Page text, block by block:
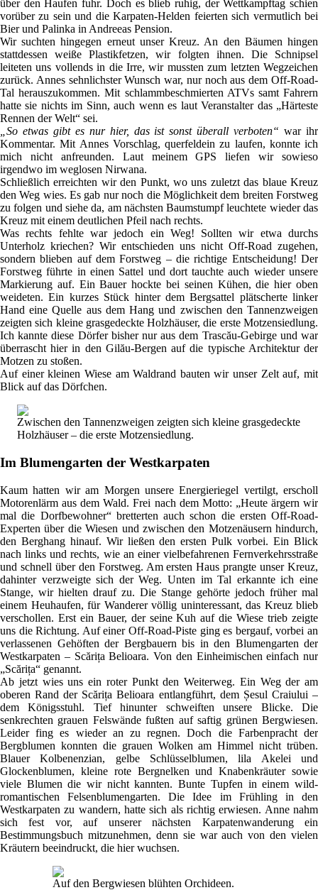
über den Haufen fuhr. Doch es blieb ruhig, der Wettkampftag schien
vorüber zu sein und die Karpaten-Helden feierten sich vermutlich bei
Bier und Palinka in Andreeas Pension.
Wir suchten hingegen erneut unser Kreuz. An den Bäumen hingen
stattdessen weiße Plastikfetzen, wir folgten ihnen. Die Schnipsel
leiteten uns vollends in die Irre, wir mussten zum letzten Wegzeichen
zurück. Annes sehnlichster Wunsch war, nur noch aus dem Off-Road-
Tal herauszukommen. Mit schlammbeschmierten ATVs samt Fahrern
hatte sie nichts im Sinn, auch wenn es laut Veranstalter das „Härteste
Rennen der Welt“ sei.
„So etwas gibt es nur hier, das ist sonst überall verboten“ war ihr
Kommentar. Mit Annes Vorschlag, querfeldein zu laufen, konnte ich
mich nicht anfreunden. Laut meinem GPS liefen wir sowieso
irgendwo im weglosen Nirwana.
Schließlich erreichten wir den Punkt, wo uns zuletzt das blaue Kreuz
den Weg wies. Es gab nur noch die Möglichkeit dem breiten Forstweg
zu folgen und siehe da, am nächsten Baumstumpf leuchtete wieder das
Kreuz mit einem deutlichen Pfeil nach rechts.
Was rechts fehlte war jedoch ein Weg! Sollten wir etwa durchs
Unterholz kriechen? Wir entschieden uns nicht Off-Road zugehen,
sondern blieben auf dem Forstweg – die richtige Entscheidung! Der
Forstweg führte in einen Sattel und dort tauchte auch wieder unsere
Markierung auf. Ein Bauer hockte bei seinen Kühen, die hier oben
weideten. Ein kurzes Stück hinter dem Bergsattel plätscherte linker
Hand eine Quelle aus dem Hang und zwischen den Tannenzweigen
zeigten sich kleine grasgedeckte Holzhäuser, die erste Motzensiedlung.
Ich kannte diese Dörfer bisher nur aus dem Trascău-Gebirge und war
überrascht hier in den Gilău-Bergen auf die typische Architektur der
Motzen zu stoßen.
Auf einer kleinen Wiese am Waldrand bauten wir unser Zelt auf, mit
Blick auf das Dörfchen.
Zwischen den Tannenzweigen zeigten sich kleine grasgedeckte
Holzhäuser – die erste Motzensiedlung.
Im Blumengarten der Westkarpaten
Kaum hatten wir am Morgen unsere Energieriegel vertilgt, erscholl
Motorenlärm aus dem Wald. Frei nach dem Motto: „Heute ärgern wir
mal die Dorfbewohner“ bretterten auch schon die ersten Off-Road-
Experten über die Wiesen und zwischen den Motzenäusern hindurch,
den Berghang hinauf. Wir ließen den ersten Pulk vorbei. Ein Blick
nach links und rechts, wie an einer vielbefahrenen Fernverkehrsstraße
und schnell über den Forstweg. Am ersten Haus prangte unser Kreuz,
dahinter verzweigte sich der Weg. Unten im Tal erkannte ich eine
Stange, wir hielten drauf zu. Die Stange gehörte jedoch früher mal
einem Heuhaufen, für Wanderer völlig uninteressant, das Kreuz blieb
verschollen. Erst ein Bauer, der seine Kuh auf die Wiese trieb zeigte
uns die Richtung. Auf einer Off-Road-Piste ging es bergauf, vorbei an
verlassenen Gehöften der Bergbauern bis in den Blumengarten der
Westkarpaten – Scărița Belioara. Von den Einheimischen einfach nur
„Scărița“ genannt.
Ab jetzt wies uns ein roter Punkt den Weiterweg. Ein Weg der am
oberen Rand der Scărița Belioara entlangführt, dem Șesul Craiului –
dem Königsstuhl. Tief hinunter schweiften unsere Blicke. Die
senkrechten grauen Felswände fußten auf saftig grünen Bergwiesen.
Leider fing es wieder an zu regnen. Doch die Farbenpracht der
Bergblumen konnten die grauen Wolken am Himmel nicht trüben.
Blauer Kolbenenzian, gelbe Schlüsselblumen, lila Akelei und
Glockenblumen, kleine rote Bergnelken und Knabenkräuter sowie
viele Blumen die wir nicht kannten. Bunte Tupfen in einem wild-
romantischen Felsenblumengarten. Die Idee im Frühling in den
Westkarpaten zu wandern, hatte sich als richtig erwiesen. Anne nahm
sich fest vor, auf unserer nächsten Karpatenwanderung ein
Bestimmungsbuch mitzunehmen, denn sie war auch von den vielen
Kräutern beeindruckt, die hier wuchsen.
Auf den Bergwiesen blühten Orchideen.